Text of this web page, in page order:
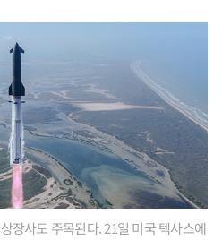
장사도 주목된다. 21일 미국 텍사스에